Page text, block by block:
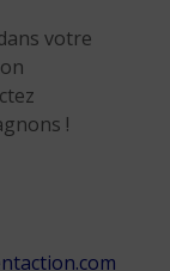
votre
!